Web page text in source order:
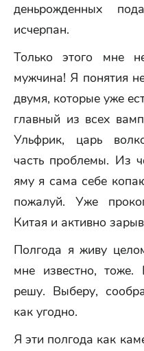
деньрожденных
исчерпан.
Только этого мне
мужчина! Я понятия
двумя, которые уже
главный из всех
Ульфрик, царь
часть проблемы. Из
яму я сама себе
пожалуй. Уже
Китая и активно
Полгода я живу
мне известно,
решу. Выберу,
как угодно.
Я эти полгода как